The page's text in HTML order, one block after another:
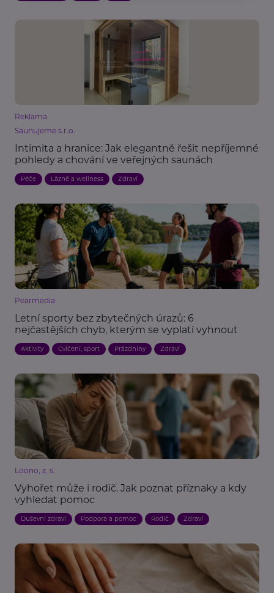
Reklama
Saunujeme s.r.o.
Intimita a hranice: Jak elegantně řešit nepříjemné
pohledy a chování ve veřejných saunách
Péče Lázně a wellness Zdraví
Pearmedia
Letní sporty bez zbytečných úrazů: 6
nejčastějších chyb, kterým se vyplatí vyhnout
Aktivity Cvičení, sport Prázdniny Zdraví
Loono, z. s.
Vyhořet může i rodič. Jak poznat příznaky a kdy
vyhledat pomoc
Duševní zdraví Podpora a pomoc Rodič Zdraví